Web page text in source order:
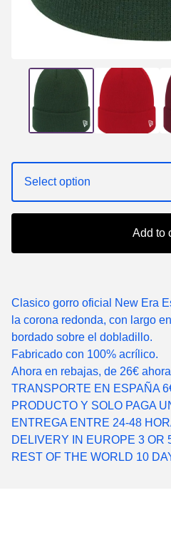
Add to
Clasico gorro oficial New Era
la corona redonda, con largo
bordado sobre el dobladillo.
Fabricado con 100% acrílico.
Ahora en rebajas, de 26€
TRANSPORTE EN ESPAÑA
PRODUCTO Y SOLO PAGA
ENTREGA ENTRE 24-48
DELIVERY IN EUROPE 3 OR
REST OF THE WORLD 10